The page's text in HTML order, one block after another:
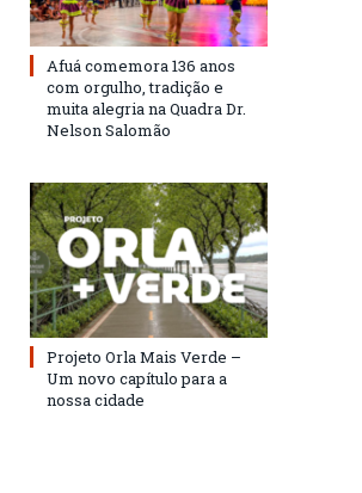
Afuá comemora 136 anos
com orgulho, tradição e
muita alegria na Quadra Dr.
Nelson Salomão
Projeto Orla Mais Verde –
Um novo capítulo para a
nossa cidade